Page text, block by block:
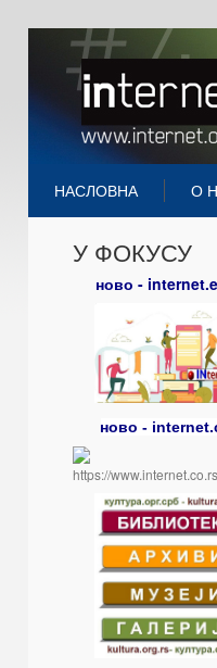
НАСЛОВНА О
У ФОКУСУ
ново -
ново -